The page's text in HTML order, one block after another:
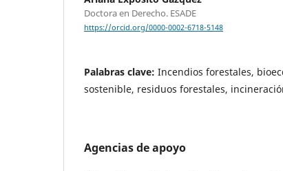
Doctora en Derecho. ESADE
https://orcid.org/0000-0002-6718-5148
Palabras clave: Incendios forestales,
sostenible, residuos forestales,
Agencias de apoyo